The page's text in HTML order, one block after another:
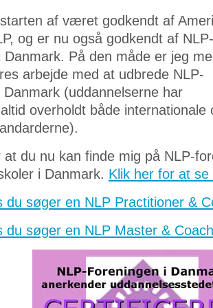
af været godkendt af
og er nu også godkendt af NLP-
Danmark. På den måde er jeg
arbejde med at udbrede NLP-
(uddannelserne har
overholdt både internationale
at du nu kan finde mig på NLP-
i Danmark. Klik her for at se
du søger en NLP Practitioner &
du søger en NLP Master &